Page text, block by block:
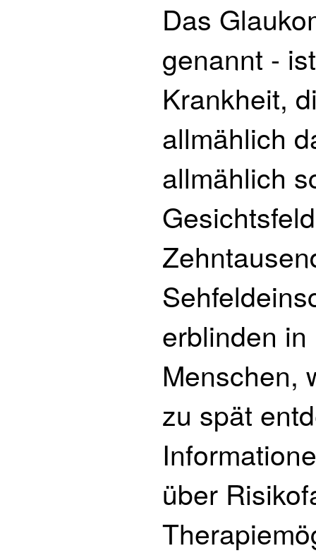
Das
genannt -
Krankheit,
allmählich
allmählich
erblinden
Menschen,
zu spät
über